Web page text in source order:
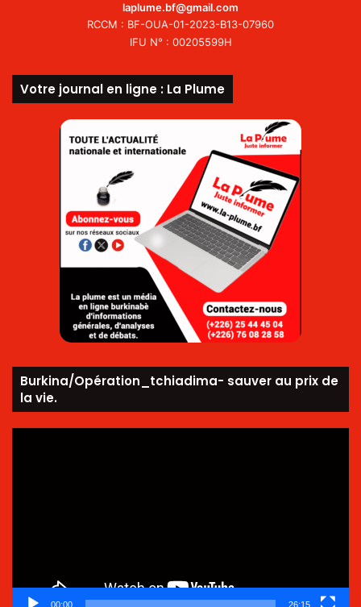
laplume.bf@gmail.com
RCCM : BF-OUA-01-2023-B13-07960
IFU N° : 00205599H
Votre journal en ligne : La Plume
Burkina/Opération_tchiadima- sauver au prix de
la vie.
00:00 26:15